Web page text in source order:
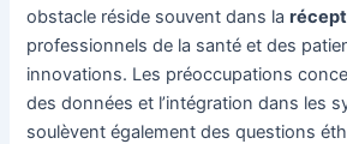
obstacle réside souvent dans la
professionnels de la santé et des
innovations. Les préoccupations
des données et l’intégration dans les
soulèvent également des questions